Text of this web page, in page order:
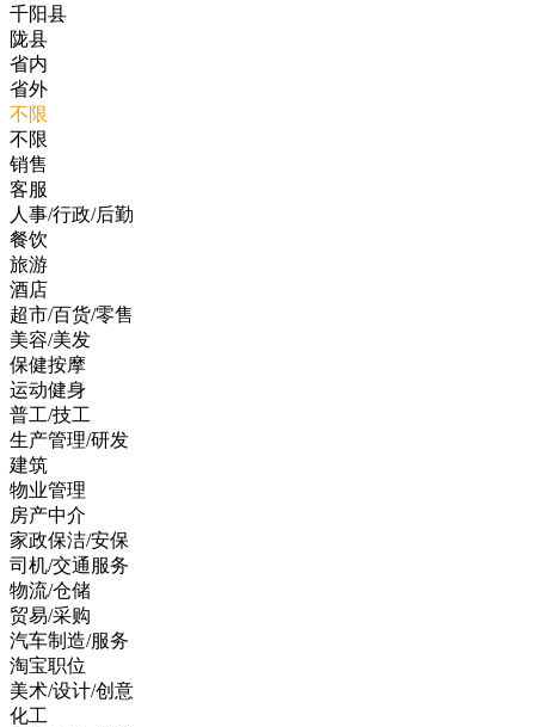
千阳县
陇县
省内
省外
不限
不限
销售
客服
人事/行政/后勤
餐饮
旅游
酒店
超市/百货/零售
美容/美发
保健按摩
运动健身
普工/技工
生产管理/研发
建筑
物业管理
房产中介
家政保洁/安保
司机/交通服务
物流/仓储
贸易/采购
汽车制造/服务
淘宝职位
美术/设计/创意
化工